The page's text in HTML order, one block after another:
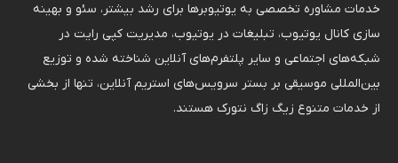
خدمات مشاوره تخصصی به یوتیوبرها برای رشد بیشتر، سئو و بهینه
سازی کانال یوتیوب، تبلیغات در یوتیوب، مدیریت کپی رایت در
شبکه‌های اجتماعی و سایر پلتفرم‌های آنلاین شناخته شده و توزیع
بین‌المللی موسیقی بر بستر سرویس‌های استریم آنلاین، تنها از بخشی
از خدمات متنوع زیگ زاگ نتورک هستند.